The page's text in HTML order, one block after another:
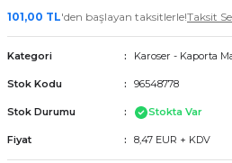
101,00 TL'den başlayan taksitlerle!Taksit
Kategori Karoser - Kaporta
Stok Kodu 96548778
Stok Durumu Stokta Var
Fiyat 8,47 EUR + KDV